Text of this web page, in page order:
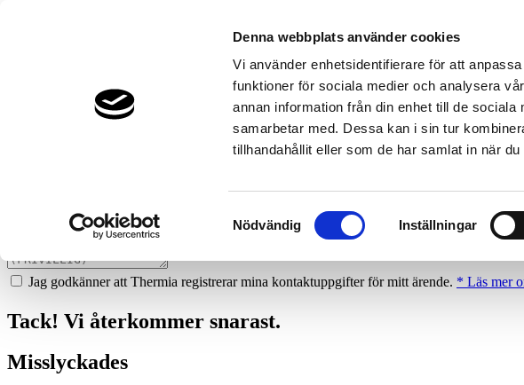
Denna webbplats använder cookies
Vi använder enhetsidentifierare för att
funktioner för sociala medier och analysera
annan information från din enhet till de
samarbetar med. Dessa kan i sin tur
tillhandahållit eller som de har samlat in när
Samtyckesval
Nödvändig Inställningar
Vi ger dig gärna goda råd - helt kostnadsfritt.
Vi hjälper dig att räkna ut mycket du kan spara med en värmepump!
Jag godkänner att Thermia registrerar mina kontaktuppgifter för mitt ärende. * Läs mer
Tack! Vi återkommer snarast.
Misslyckades